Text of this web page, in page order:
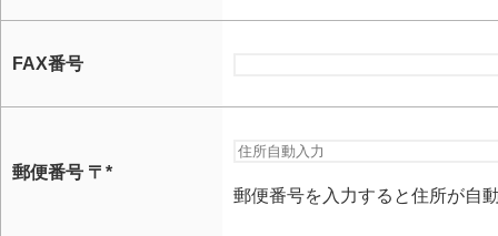
FAX番号
郵便番号 〒*
郵便番号を入力すると住所が自